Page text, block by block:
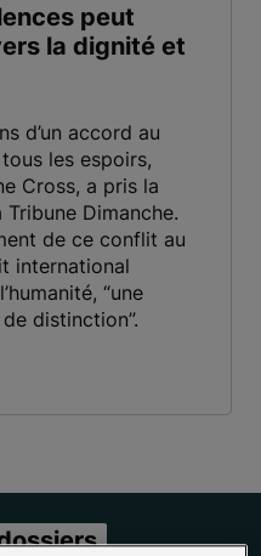
peut
la dignité et
d’un accord au
les espoirs,
Cross, a pris la
Dimanche.
de ce conflit au
international
“une
distinction”.